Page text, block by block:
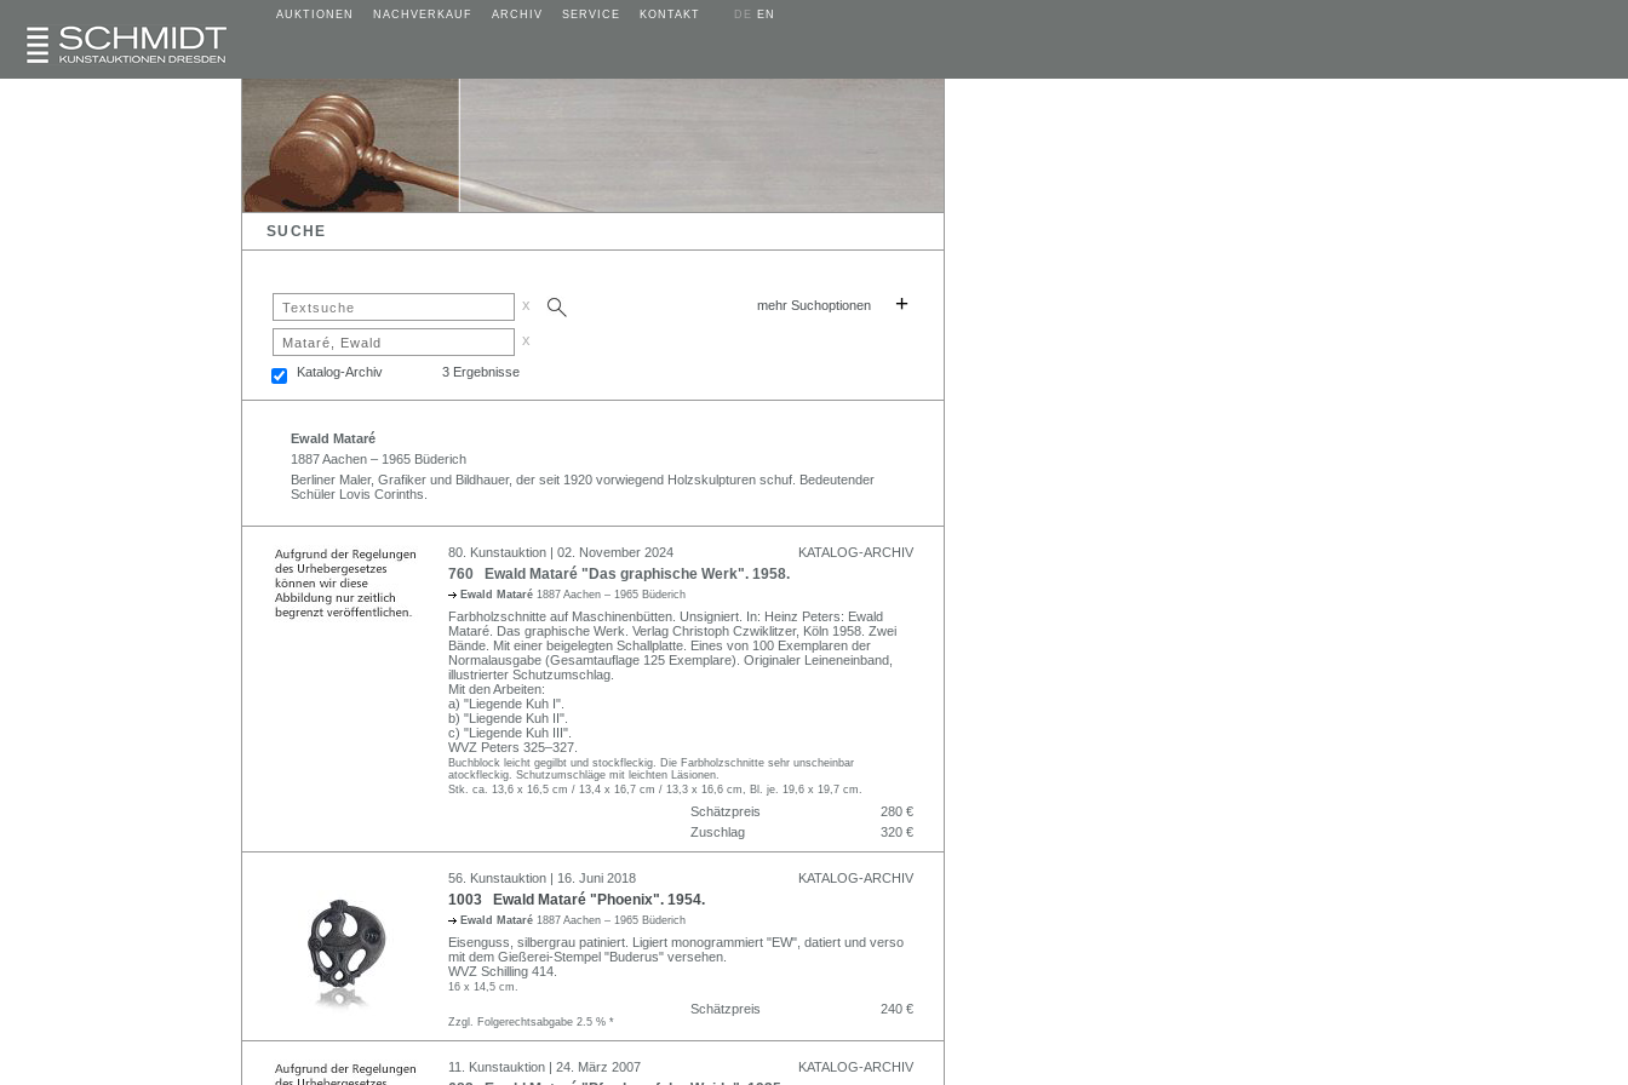
AUKTIONEN NACHVERKAUF ARCHIV SERVICE KONTAKT DE EN
SUCHE
x mehr Suchoptionen +
x
Katalog-Archiv 3 Ergebnisse
Ewald Mataré
1887 Aachen – 1965 Büderich
Berliner Maler, Grafiker und Bildhauer, der seit 1920 vorwiegend Holzskulpturen schuf. Bedeutender
Schüler Lovis Corinths.
80. Kunstauktion | 02. November 2024 KATALOG-ARCHIV
760 Ewald Mataré "Das graphische Werk". 1958.
Ewald Mataré 1887 Aachen – 1965 Büderich
Farbholzschnitte auf Maschinenbütten. Unsigniert. In: Heinz Peters: Ewald
Mataré. Das graphische Werk. Verlag Christoph Czwiklitzer, Köln 1958. Zwei
Bände. Mit einer beigelegten Schallplatte. Eines von 100 Exemplaren der
Normalausgabe (Gesamtauflage 125 Exemplare). Originaler Leineneinband,
illustrierter Schutzumschlag.
Mit den Arbeiten:
a) "Liegende Kuh I".
b) "Liegende Kuh II".
c) "Liegende Kuh III".
WVZ Peters 325–327.
Buchblock leicht gegilbt und stockfleckig. Die Farbholzschnitte sehr unscheinbar
atockfleckig. Schutzumschläge mit leichten Läsionen.
Stk. ca. 13,6 x 16,5 cm / 13,4 x 16,7 cm / 13,3 x 16,6 cm, Bl. je. 19,6 x 19,7 cm.
Schätzpreis
280 €
Zuschlag
320 €
56. Kunstauktion | 16. Juni 2018 KATALOG-ARCHIV
1003 Ewald Mataré "Phoenix". 1954.
Ewald Mataré 1887 Aachen – 1965 Büderich
Eisenguss, silbergrau patiniert. Ligiert monogrammiert "EW", datiert und verso
mit dem Gießerei-Stempel "Buderus" versehen.
WVZ Schilling 414.
16 x 14,5 cm.
Schätzpreis 240 €
Zzgl. Folgerechtsabgabe 2.5 % *
11. Kunstauktion | 24. März 2007 KATALOG-ARCHIV